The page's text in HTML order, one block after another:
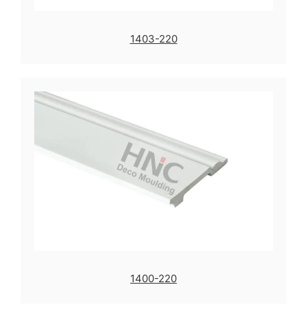
1403-220
1400-220